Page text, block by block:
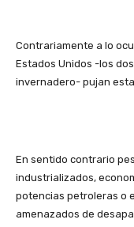
Contrariamente a lo
Estados Unidos -los
invernadero- pujan
En sentido contrario
industrializados,
potencias petroleras o
amenazados de